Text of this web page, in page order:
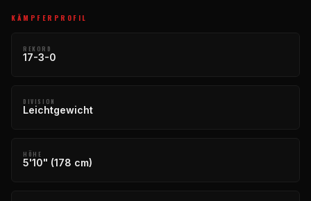
KÄMPFERPROFIL
REKORD
17-3-0
DIVISION
Leichtgewicht
HÖHE
5'10" (178 cm)